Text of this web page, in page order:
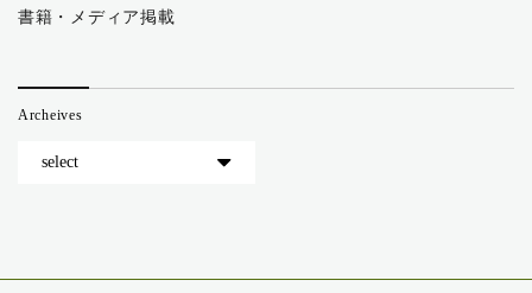
書籍・メディア掲載
Archeives